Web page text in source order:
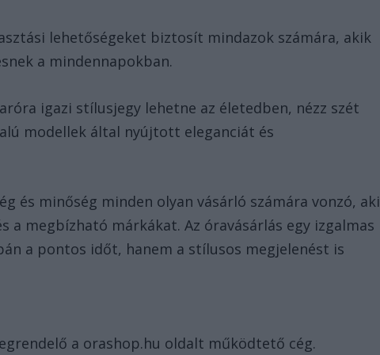
lehetőségeket biztosít mindazok számára, akik
a mindennapokban.
igazi stílusjegy lehetne az életedben, nézz szét
modellek által nyújtott eleganciát és
és minőség minden olyan vásárló számára vonzó, aki
a megbízható márkákat. Az óravásárlás egy izgalmas
a pontos időt, hanem a stílusos megjelenést is
a orashop.hu oldalt működtető cég.